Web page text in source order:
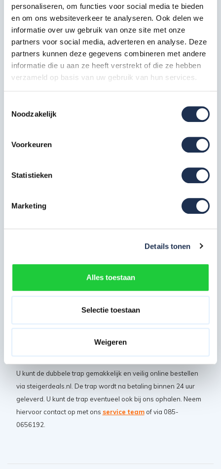
personaliseren, om functies voor social media te bieden
en om ons websiteverkeer te analyseren. Ook delen we
informatie over uw gebruik van onze site met onze
partners voor social media, adverteren en analyse. Deze
partners kunnen deze gegevens combineren met andere
informatie die u aan ze heeft verstrekt of die ze hebben
verzameld op basis van uw gebruik van hun services.
Noodzakelijk
Voorkeuren
Statistieken
Marketing
Details tonen
Alles toestaan
Selectie toestaan
Weigeren
* Aantal treden op de afbeelding kan afwijken van dit artikel.
Extra informatie
Robuuste scharnierverbinding
Alle treden zijn gesport met een diepte van 80 mm
Voorzien van premium voeten met groot oppervlak
voor grote stabiliteit
2x6 1.41 3.41
8,6
* ph = platformhoogte / wh = werkhoogte
U kunt de dubbele trap gemakkelijk en veilig online bestellen
via steigerdeals.nl. De trap wordt na betaling binnen 24 uur
geleverd. U kunt de trap eventueel ook bij ons ophalen. Neem
hiervoor contact op met ons service teamof via 085-
0656192.